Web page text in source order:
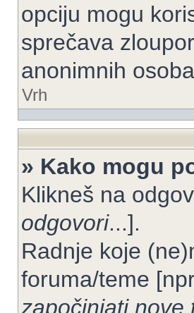
opciju mogu
sprečava
anonimnih
Vrh
» Kako mogu
Klikneš na
odgovori...].
Radnje koje
foruma/teme
započinjati nove